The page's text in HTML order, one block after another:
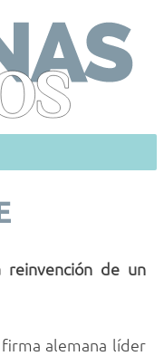
reinvención de un
alemana líder